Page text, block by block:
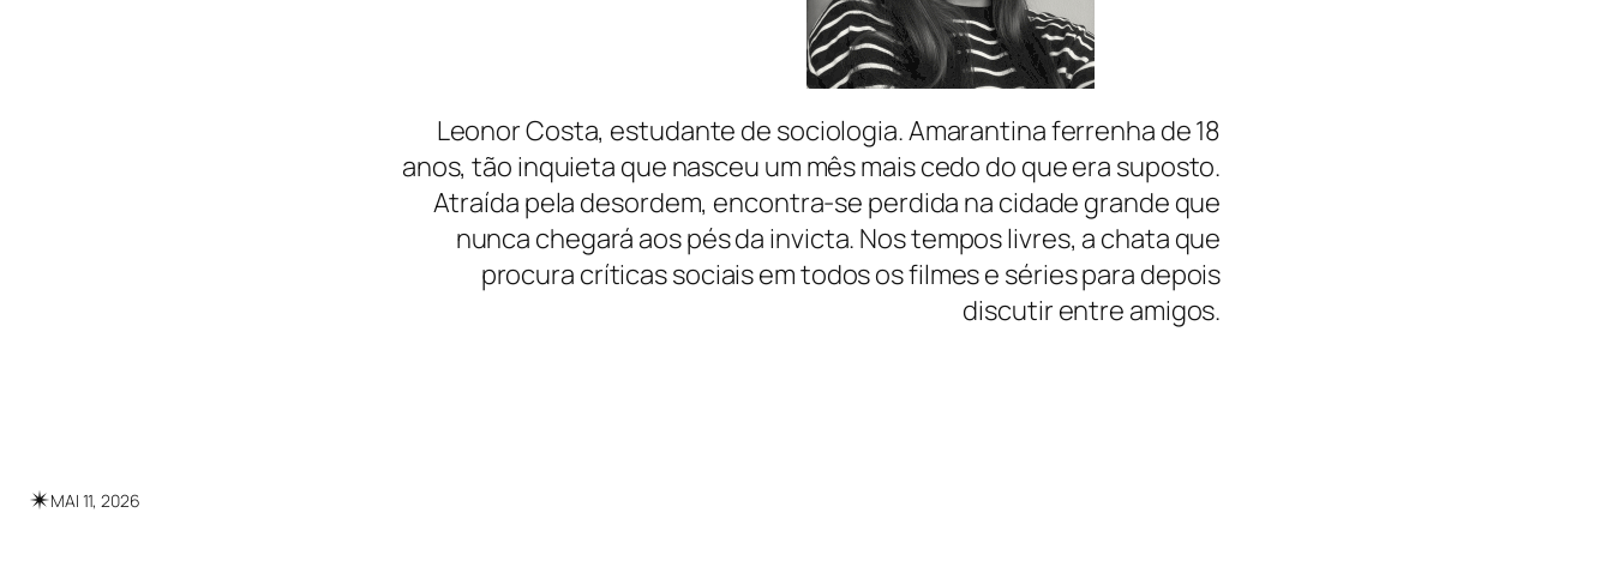
Leonor Costa, estudante de sociologia. Amarantina ferrenha de 18
anos, tão inquieta que nasceu um mês mais cedo do que era suposto.
Atraída pela desordem, encontra-se perdida na cidade grande que
nunca chegará aos pés da invicta. Nos tempos livres, a chata que
procura críticas sociais em todos os filmes e séries para depois
discutir entre amigos.
✴︎MAI 11, 2026